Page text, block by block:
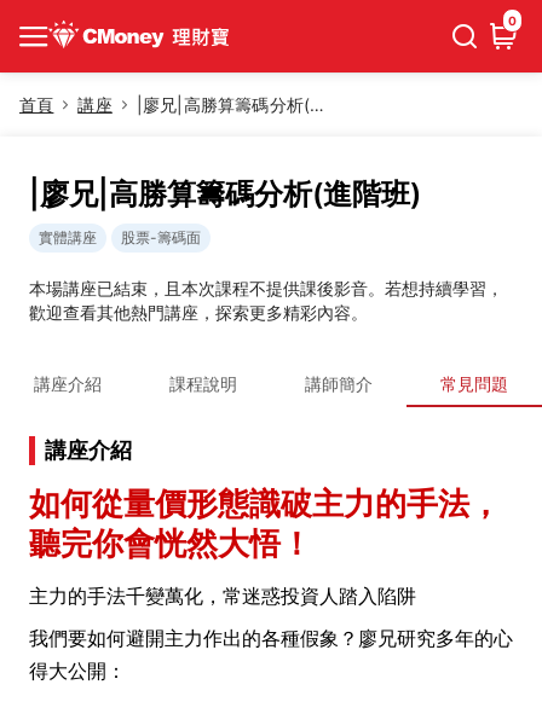
0
首頁 講座 |廖兄|高勝算籌碼分析(進階班)
|廖兄|高勝算籌碼分析(進階班)
實體講座 股票-籌碼面
本場講座已結束，且本次課程不提供課後影音。若想持續學習，
歡迎查看其他熱門講座，探索更多精彩內容。
講座介紹 課程說明 講師簡介 常見問題
講座介紹
如何從量價形態識破主力的手法，
聽完你會恍然大悟！
主力的手法千變萬化，常迷惑投資人踏入陷阱
我們要如何避開主力作出的各種假象？廖兄研究多年的心
得大公開：